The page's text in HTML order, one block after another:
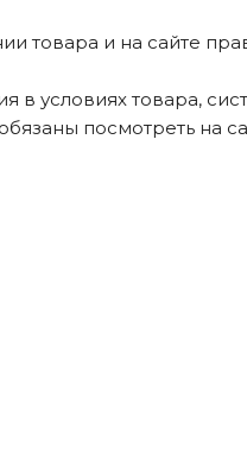
товара и на сайте
условиях товара,
посмотреть на